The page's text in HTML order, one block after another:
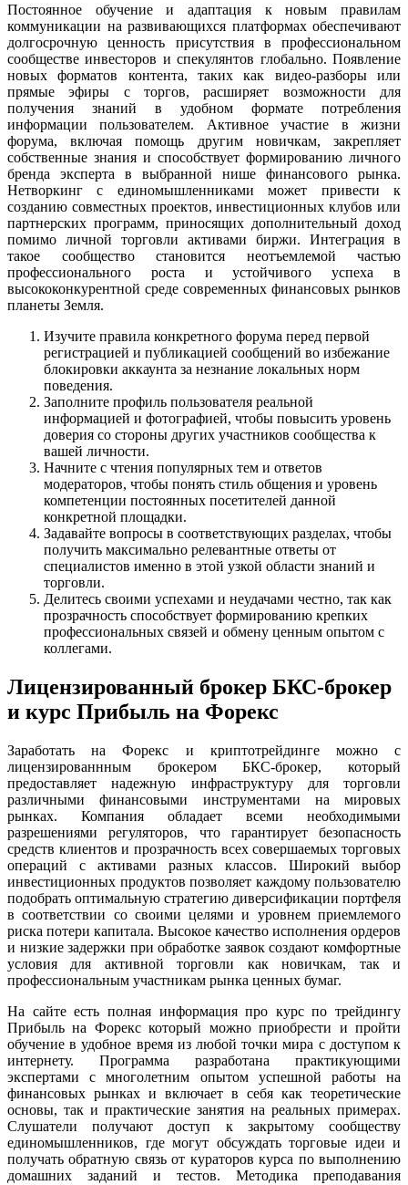
Постоянное обучение и адаптация к новым правилам
коммуникации на развивающихся платформах обеспечивают
долгосрочную ценность присутствия в профессиональном
сообществе инвесторов и спекулянтов глобально. Появление
новых форматов контента, таких как видео-разборы или
прямые эфиры с торгов, расширяет возможности для
получения знаний в удобном формате потребления
информации пользователем. Активное участие в жизни
форума, включая помощь другим новичкам, закрепляет
собственные знания и способствует формированию личного
бренда эксперта в выбранной нише финансового рынка.
Нетворкинг с единомышленниками может привести к
созданию совместных проектов, инвестиционных клубов или
партнерских программ, приносящих дополнительный доход
помимо личной торговли активами биржи. Интеграция в
такое сообщество становится неотъемлемой частью
профессионального роста и устойчивого успеха в
высококонкурентной среде современных финансовых рынков
планеты Земля.
Изучите правила конкретного форума перед первой
регистрацией и публикацией сообщений во избежание
блокировки аккаунта за незнание локальных норм
поведения.
Заполните профиль пользователя реальной
информацией и фотографией, чтобы повысить уровень
доверия со стороны других участников сообщества к
вашей личности.
Начните с чтения популярных тем и ответов
модераторов, чтобы понять стиль общения и уровень
компетенции постоянных посетителей данной
конкретной площадки.
Задавайте вопросы в соответствующих разделах, чтобы
получить максимально релевантные ответы от
специалистов именно в этой узкой области знаний и
торговли.
Делитесь своими успехами и неудачами честно, так как
прозрачность способствует формированию крепких
профессиональных связей и обмену ценным опытом с
коллегами.
Лицензированный брокер БКС-брокер
и курс Прибыль на Форекс
Заработать на Форекс и криптотрейдинге можно с
лицензированнным брокером БКС-брокер, который
предоставляет надежную инфраструктуру для торговли
различными финансовыми инструментами на мировых
рынках. Компания обладает всеми необходимыми
разрешениями регуляторов, что гарантирует безопасность
средств клиентов и прозрачность всех совершаемых торговых
операций с активами разных классов. Широкий выбор
инвестиционных продуктов позволяет каждому пользователю
подобрать оптимальную стратегию диверсификации портфеля
в соответствии со своими целями и уровнем приемлемого
риска потери капитала. Высокое качество исполнения ордеров
и низкие задержки при обработке заявок создают комфортные
условия для активной торговли как новичкам, так и
профессиональным участникам рынка ценных бумаг.
На сайте есть полная информация про курс по трейдингу
Прибыль на Форекс который можно приобрести и пройти
обучение в удобное время из любой точки мира с доступом к
интернету. Программа разработана практикующими
экспертами с многолетним опытом успешной работы на
финансовых рынках и включает в себя как теоретические
основы, так и практические занятия на реальных примерах.
Слушатели получают доступ к закрытому сообществу
единомышленников, где могут обсуждать торговые идеи и
получать обратную связь от кураторов курса по выполнению
домашних заданий и тестов. Методика преподавания